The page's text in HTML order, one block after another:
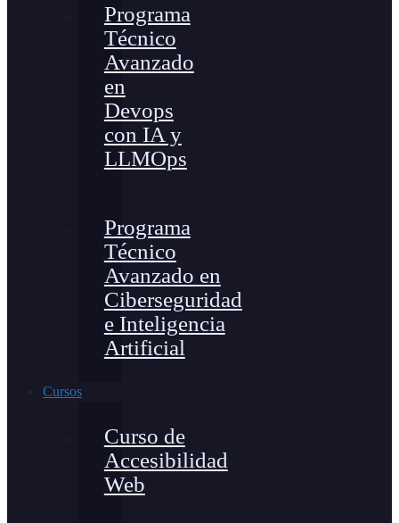
Programa
Técnico
Avanzado
en
Devops
con IA y
LLMOps
Programa
Técnico
Avanzado en
Ciberseguridad
e Inteligencia
Artificial
Cursos
Curso de
Accesibilidad
Web